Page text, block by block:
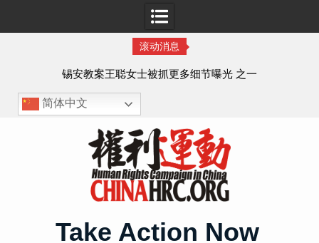
滚动消息
锡安教案王聪女士被抓更多细节曝光 之一
简体中文
Take Action Now